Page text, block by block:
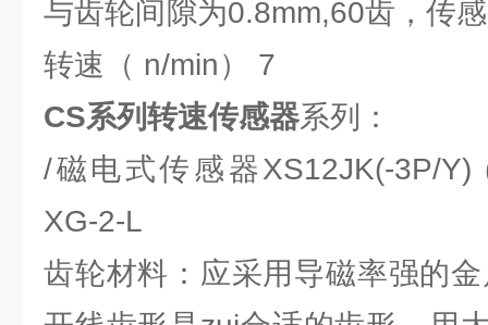
与齿轮间隙为0.8mm,60齿，传
转速（ n/min） 7
CS系列转速传感器系列：
/磁电式传感器XS12JK(-3P/Y)
XG-2-L
齿轮材料：应采用导磁率强的